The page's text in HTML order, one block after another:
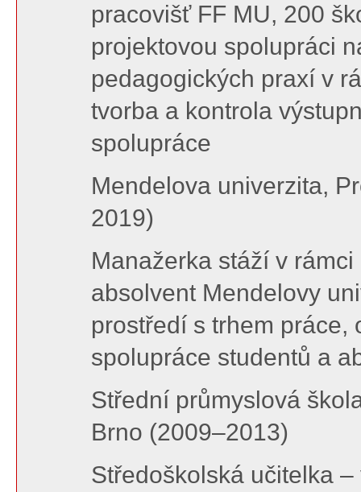
pracovišť FF MU, 200
projektovou spolupráci
pedagogických praxí v
tvorba a kontrola
spolupráce
Mendelova univerzita,
2019)
Manažerka stáží v
absolvent Mendelovy
prostředí s trhem
spolupráce studentů a
Střední průmyslová
Brno (2009–2013)
Středoškolská učitelka